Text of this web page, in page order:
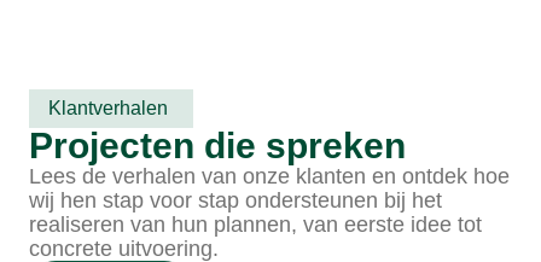
Klantverhalen
Projecten die spreken
Lees de verhalen van onze klanten en ontdek hoe
wij hen stap voor stap ondersteunen bij het
realiseren van hun plannen, van eerste idee tot
concrete uitvoering.